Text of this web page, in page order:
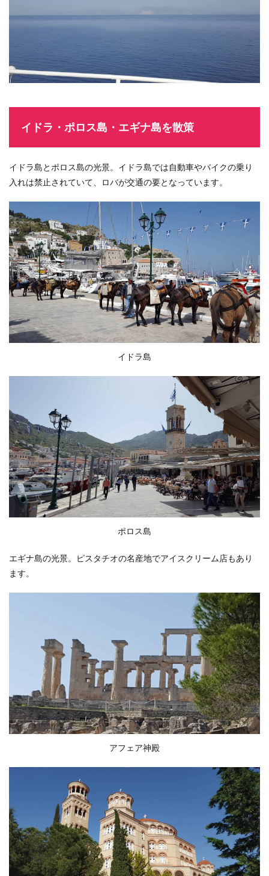
イドラ・ポロス島・エギナ島を散策
イドラ島とポロス島の光景。イドラ島では自動車やバイクの乗り
入れは禁止されていて、ロバが交通の要となっています。
イドラ島
ポロス島
エギナ島の光景。ピスタチオの名産地でアイスクリーム店もあり
ます。
アフェア神殿